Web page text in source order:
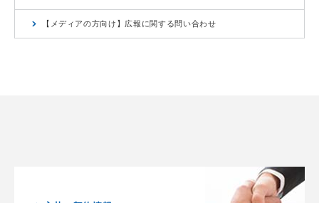
【メディアの方向け】広報に関する問い合わせ